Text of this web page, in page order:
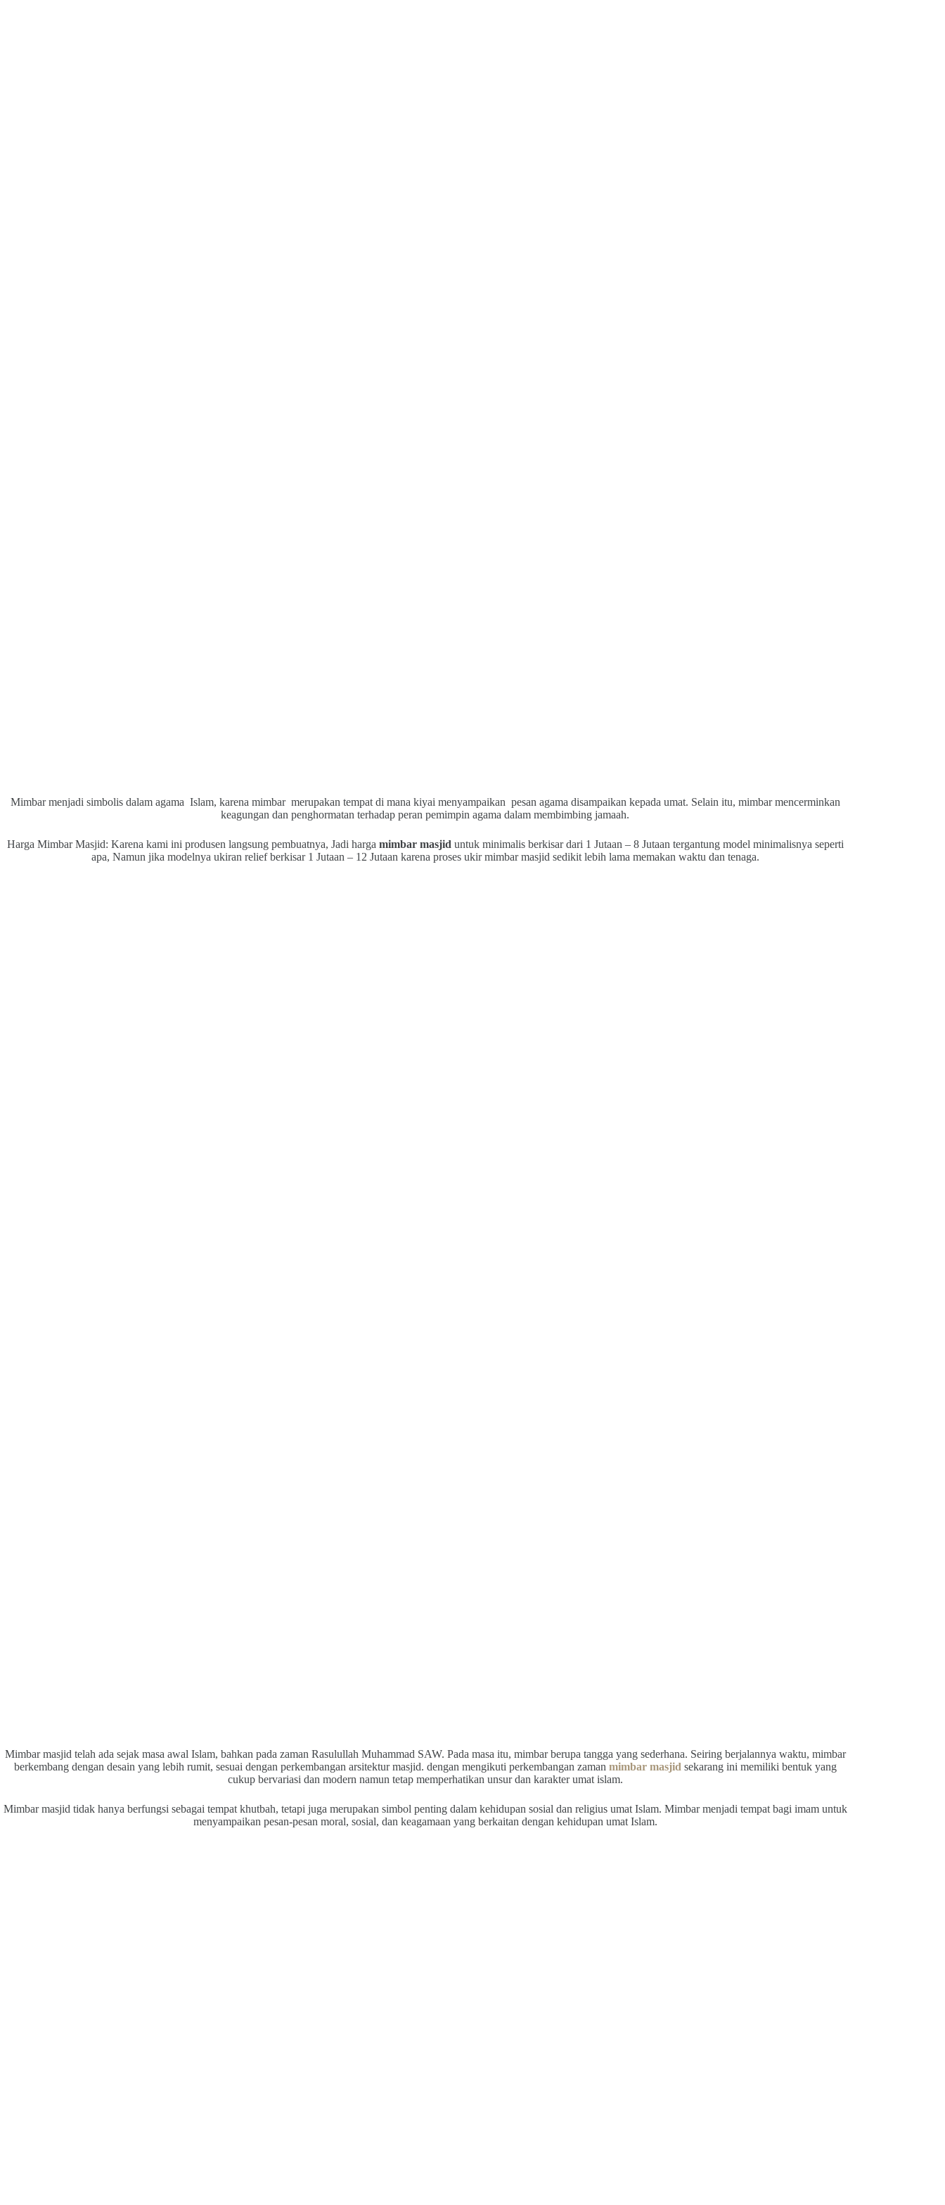
Mimbar menjadi simbolis dalam agama Islam, karena mimbar merupakan tempat di mana kiyai menyampaikan pesan agama disampaikan kepada umat. Selain itu, mimbar mencerminkan
keagungan dan penghormatan terhadap peran pemimpin agama dalam membimbing jamaah.
Harga Mimbar Masjid: Karena kami ini produsen langsung pembuatnya, Jadi harga mimbar masjiduntuk minimalis berkisar dari 1 Jutaan – 8 Jutaan tergantung model minimalisnya seperti
apa, Namun jika modelnya ukiran relief berkisar 1 Jutaan – 12 Jutaan karena proses ukir mimbar masjid sedikit lebih lama memakan waktu dan tenaga.
Mimbar masjid telah ada sejak masa awal Islam, bahkan pada zaman Rasulullah Muhammad SAW. Pada masa itu, mimbar berupa tangga yang sederhana. Seiring berjalannya waktu, mimbar
berkembang dengan desain yang lebih rumit, sesuai dengan perkembangan arsitektur masjid. dengan mengikuti perkembangan zaman mimbar masjid sekarang ini memiliki bentuk yang
cukup bervariasi dan modern namun tetap memperhatikan unsur dan karakter umat islam.
Mimbar masjid tidak hanya berfungsi sebagai tempat khutbah, tetapi juga merupakan simbol penting dalam kehidupan sosial dan religius umat Islam. Mimbar menjadi tempat bagi imam untuk
menyampaikan pesan-pesan moral, sosial, dan keagamaan yang berkaitan dengan kehidupan umat Islam.